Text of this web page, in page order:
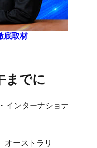
底取材
までに
インターナショナ
オーストラリ